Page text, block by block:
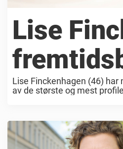
Lise
Lise Finckenhagen (46)
av de største og mest